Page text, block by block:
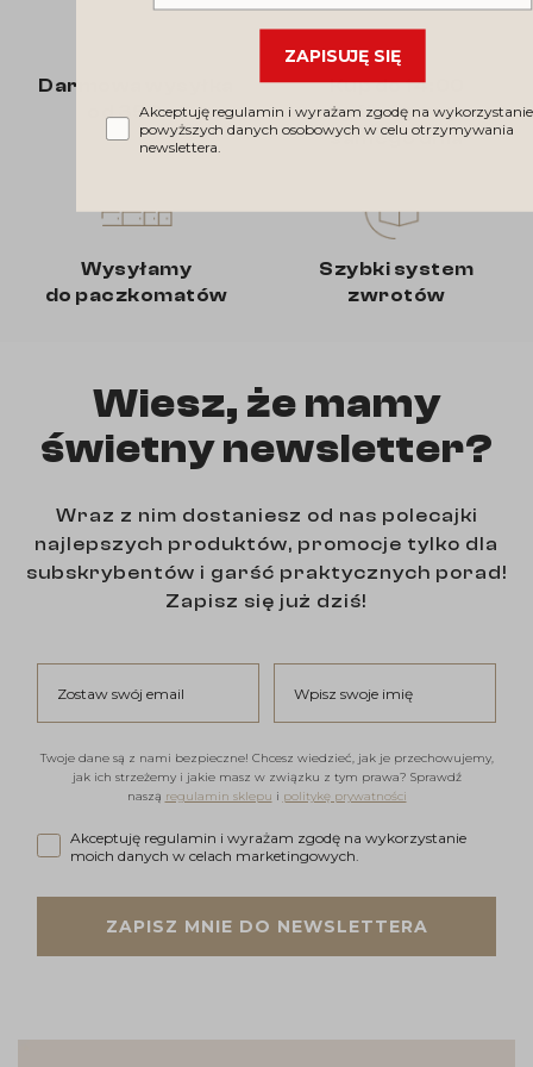
Darmowa wysyłka
od 350 zł
Kup do 14:00
wyślemy tego
samego dnia
Wysyłamy
do paczkomatów
Szybki system
zwrotów
Wiesz, że mamy
świetny newsletter?
Wraz z nim dostaniesz od nas polecajki
najlepszych produktów, promocje tylko dla
subskrybentów i garść praktycznych porad!
Zapisz się już dziś!
Twoje dane są z nami bezpieczne! Chcesz wiedzieć, jak je przechowujemy,
jak ich strzeżemy i jakie masz w związku z tym prawa? Sprawdź
naszą regulamin sklepu i politykę prywatności
Akceptuję regulamin i wyrażam zgodę na wykorzystanie
Akceptuję regulamin i wyrażam zgodę na wykorzystanie
moich danych w celach marketingowych.
ZAPISZ MNIE DO NEWSLETTERA
ZAPISUJĘ SIĘ
Akceptuję regulamin i wyrażam zgodę na wykorzystanie
powyższych danych osobowych w celu otrzymywania
newslettera.